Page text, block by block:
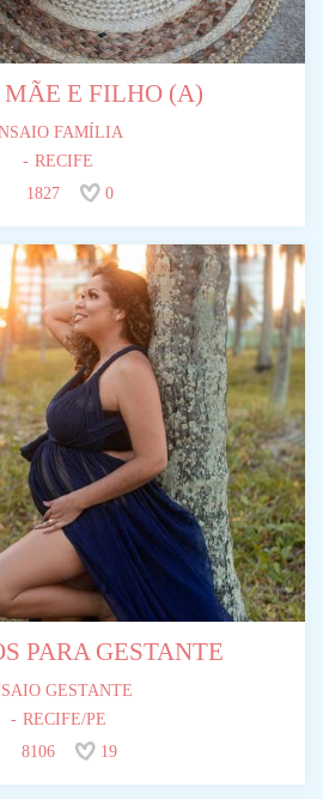
E FILHO (A)
FAMÍLIA
RECIFE
1827
0
PARA GESTANTE
GESTANTE
RECIFE/PE
8106
19